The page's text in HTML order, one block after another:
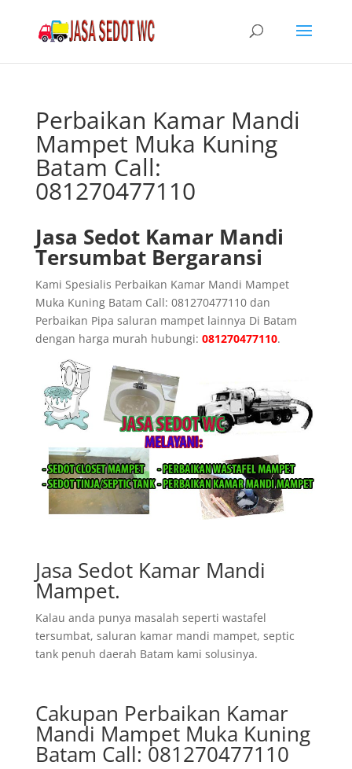
Perbaikan Kamar Mandi
Mampet Muka Kuning
Batam Call:
081270477110
Jasa Sedot Kamar Mandi
Tersumbat Bergaransi
Kami Spesialis Perbaikan Kamar Mandi Mampet
Muka Kuning Batam Call: 081270477110 dan
Perbaikan Pipa saluran mampet lainnya Di Batam
dengan harga murah hubungi: 081270477110.
Jasa Sedot Kamar Mandi
Mampet.
Kalau anda punya masalah seperti wastafel
tersumbat, saluran kamar mandi mampet, septic
tank penuh daerah Batam kami solusinya.
Cakupan Perbaikan Kamar
Mandi Mampet Muka Kuning
Batam Call: 081270477110